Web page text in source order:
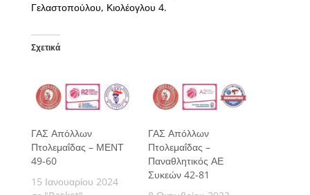
Γελαστοπούλου, Κιολέογλου 4.
Σχετικά
ΓΑΣ Απόλλων
Πτολεμαΐδας – ΜΕΝΤ
49-60
15 Ιανουαρίου 2024
ΓΑΣ Απόλλων
Πτολεμαΐδας –
Παναθλητικός ΑΕ
Συκεών 42-81